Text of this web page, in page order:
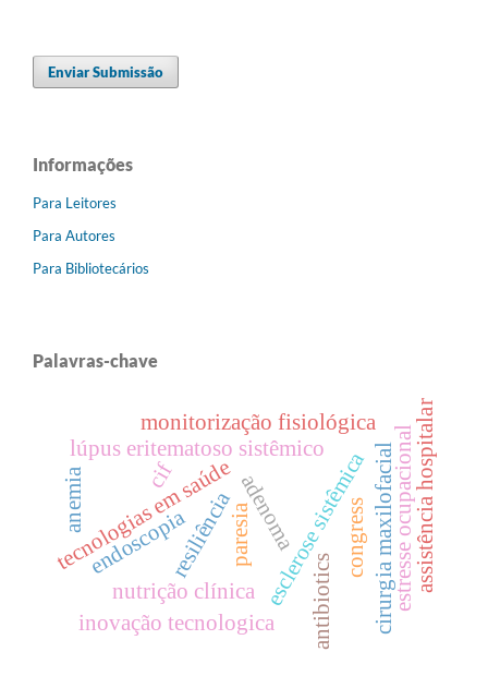
Enviar Submissão
Informações
Para Leitores
Para Autores
Para Bibliotecários
Palavras-chave
adenoma
tecnologias em saúde esclerose sistêmica
lúpus eritematoso sistêmico
resiliência cirurgia maxilofacialestresse ocupacional
nutrição clínica
paresia
antibiotics
cif assistência hospitalar
anemia
monitorização fisiológica
endoscopia
inovação tecnologica
congress